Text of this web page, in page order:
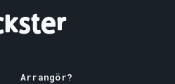
Arrangör?